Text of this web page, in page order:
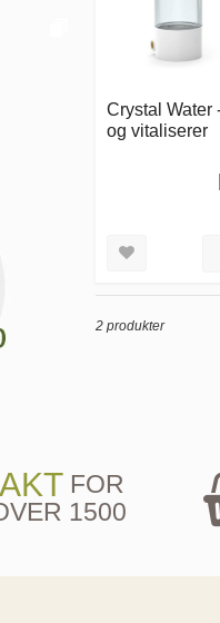
Crystal Water
og vitaliserer
2 produkter
FOR
1500